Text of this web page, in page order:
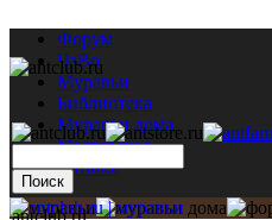
Форум
ЧаВо
Муравьи
Библиотека
Муравьи дома
Мастерская
Каталог
antclub.ru